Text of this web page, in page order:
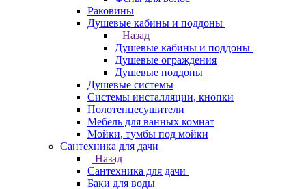
Раковины
Душевые кабины и поддоны
Назад
Душевые кабины и поддоны
Душевые ограждения
Душевые поддоны
Душевые системы
Системы инсталляции, кнопки
Полотенцесушители
Мебель для ванных комнат
Мойки, тумбы под мойки
Сантехника для дачи
Назад
Сантехника для дачи
Баки для воды